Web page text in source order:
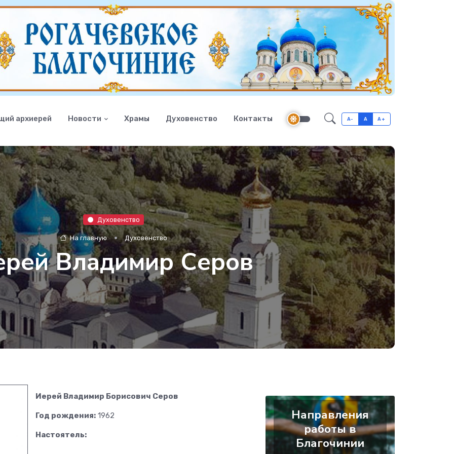
архиерей Новости Храмы Духовенство Контакты A- A A+
Духовенство
На главную Духовенство
Владимир Серов
Иерей Владимир Борисович Серов
Год рождения: 1962
Настоятель:
Направления
работы в
Благочинии